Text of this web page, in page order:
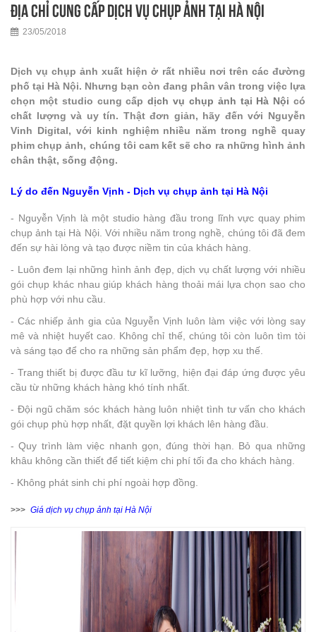
Địa chỉ cung cấp dịch vụ chụp ảnh tại Hà Nội
23/05/2018
Dịch vụ chụp ảnh xuất hiện ở rất nhiều nơi trên các đường
phố tại Hà Nội. Nhưng bạn còn đang phân vân trong việc lựa
chọn một studio cung cấpdịch vụ chụp ảnh tại Hà Nội có
chất lượng và uy tín. Thật đơn giản, hãy đến với Nguyễn
Vinh Digital, với kinh nghiệm nhiều năm trong nghề quay
phim chụp ảnh, chúng tôi cam kết sẽ cho ra những hình ảnh
chân thật, sống động.
Lý do đến Nguyễn Vịnh - Dịch vụ chụp ảnh tại Hà Nội
- Nguyễn Vịnh là một studio hàng đầu trong lĩnh vực quay phim
chụp ảnh tại Hà Nội. Với nhiều năm trong nghề, chúng tôi đã đem
đến sự hài lòng và tạo được niềm tin của khách hàng.
- Luôn đem lại những hình ảnh đẹp, dịch vụ chất lượng với nhiều
gói chụp khác nhau giúp khách hàng thoải mái lựa chọn sao cho
phù hợp với nhu cầu.
- Các nhiếp ảnh gia của Nguyễn Vịnh luôn làm việc với lòng say
mê và nhiệt huyết cao. Không chỉ thế, chúng tôi còn luôn tìm tòi
và sáng tạo để cho ra những sản phẩm đẹp, hợp xu thế.
- Trang thiết bị được đầu tư kĩ lưỡng, hiện đại đáp ứng được yêu
cầu từ những khách hàng khó tính nhất.
- Đội ngũ chăm sóc khách hàng luôn nhiệt tình tư vấn cho khách
gói chụp phù hợp nhất, đặt quyền lợi khách lên hàng đầu.
- Quy trình làm việc nhanh gọn, đúng thời hạn. Bỏ qua những
khâu không cần thiết để tiết kiệm chi phí tối đa cho khách hàng.
- Không phát sinh chi phí ngoài hợp đồng.
>>> Giá dịch vụ chụp ảnh tại Hà Nội